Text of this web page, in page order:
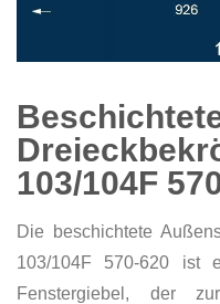
103/104F
Die beschichtete
103/104F 570-620 ist
Fenstergiebel, der